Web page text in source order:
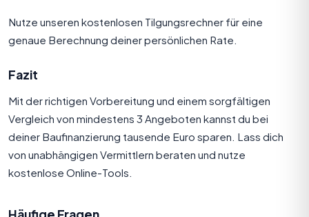
Nutze unseren kostenlosen Tilgungsrechner für eine
genaue Berechnung deiner persönlichen Rate.
Fazit
Mit der richtigen Vorbereitung und einem sorgfältigen
Vergleich von mindestens 3 Angeboten kannst du bei
deiner Baufinanzierung tausende Euro sparen. Lass dich
von unabhängigen Vermittlern beraten und nutze
kostenlose Online-Tools.
Häufige Fragen